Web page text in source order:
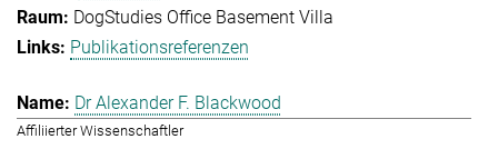
DogStudies Office Basement Villa
Publikationsreferenzen
Dr Alexander F. Blackwood
Affiliierter Wissenschaftler